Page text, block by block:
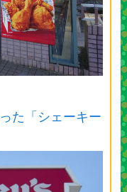
た「シェーキー